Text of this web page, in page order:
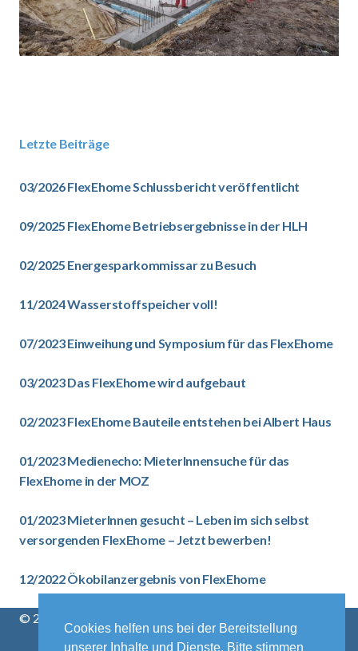
Cookies helfen uns bei der Bereitstellung
unserer Inhalte und Dienste. Bitte stimmen
Letzte Beiträge
03/2026 FlexEhome Schlussbericht veröffentlicht
09/2025 FlexEhome Betriebsergebnisse in der HLH
02/2025 Energesparkommissar zu Besuch
11/2024 Wasserstoffspeicher voll!
07/2023 Einweihung und Symposium für das FlexEhome
03/2023 Das FlexEhome wird aufgebaut
02/2023 FlexEhome Bauteile entstehen bei Albert Haus
01/2023 Medienecho: MieterInnensuche für das
FlexEhome in der MOZ
01/2023 MieterInnen gesucht – Leben im sich selbst
versorgenden FlexEhome – Jetzt bewerben!
12/2022 Ökobilanzergebnis von FlexEhome
© 2021-2022 FlexEhome